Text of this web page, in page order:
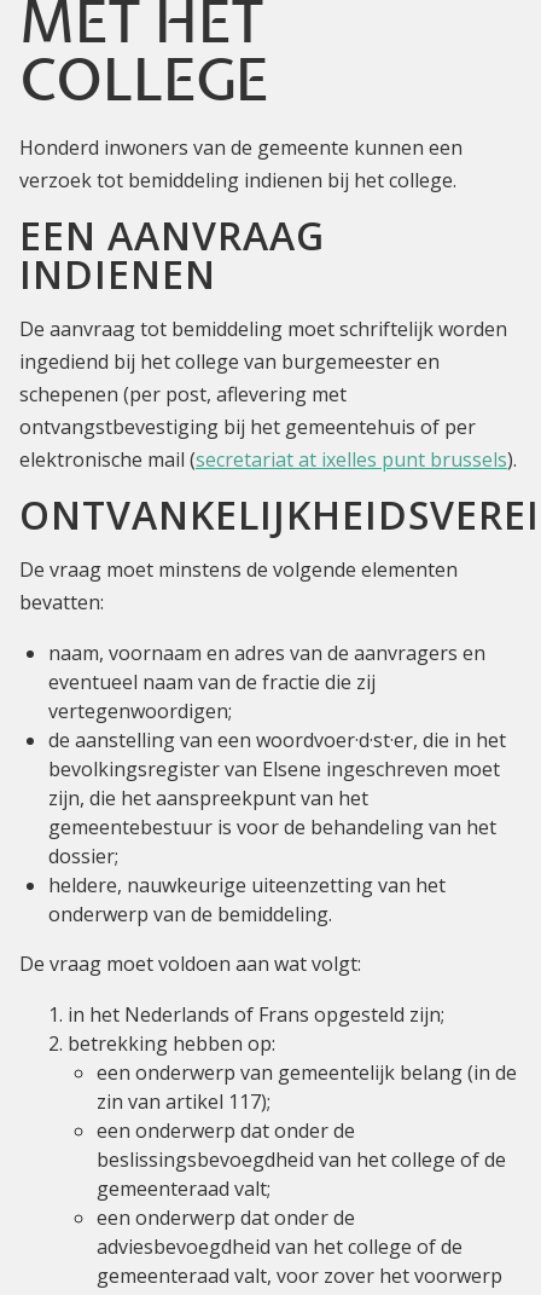
MET HET
COLLEGE
Honderd inwoners van de gemeente kunnen een
verzoek tot bemiddeling indienen bij het college.
EEN AANVRAAG
INDIENEN
De aanvraag tot bemiddeling moet schriftelijk worden
ingediend bij het college van burgemeester en
schepenen (per post, aflevering met
ontvangstbevestiging bij het gemeentehuis of per
elektronische mail (secretariat at ixelles punt brussels).
De vraag moet minstens de volgende elementen
bevatten:
naam, voornaam en adres van de aanvragers en
eventueel naam van de fractie die zij
vertegenwoordigen;
de aanstelling van een woordvoer·d·st·er, die in het
bevolkingsregister van Elsene ingeschreven moet
zijn, die het aanspreekpunt van het
gemeentebestuur is voor de behandeling van het
dossier;
heldere, nauwkeurige uiteenzetting van het
onderwerp van de bemiddeling.
De vraag moet voldoen aan wat volgt:
in het Nederlands of Frans opgesteld zijn;
betrekking hebben op:
een onderwerp van gemeentelijk belang (in de
zin van artikel 117);
een onderwerp dat onder de
beslissingsbevoegdheid van het college of de
gemeenteraad valt;
een onderwerp dat onder de
adviesbevoegdheid van het college of de
gemeenteraad valt, voor zover het voorwerp